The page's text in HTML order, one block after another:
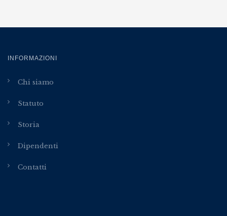
INFORMAZIONI
Chi siamo
Statuto
Storia
Dipendenti
Contatti